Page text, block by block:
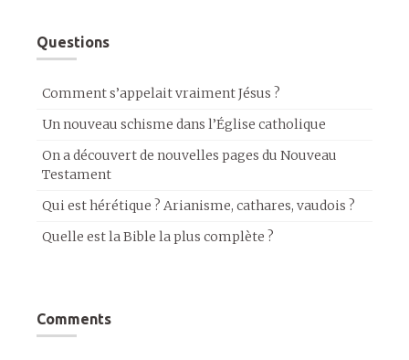
Questions
Comment s’appelait vraiment Jésus ?
Un nouveau schisme dans l’Église catholique
On a découvert de nouvelles pages du Nouveau
Testament
Qui est hérétique ? Arianisme, cathares, vaudois ?
Quelle est la Bible la plus complète ?
Comments